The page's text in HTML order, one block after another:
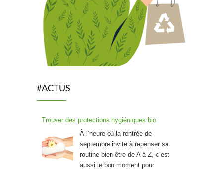
#ACTUS
Trouver des protections hygiéniques bio
À l’heure où la rentrée de
septembre invite à repenser sa
routine bien-être de A à Z, c’est
aussi le bon moment pour